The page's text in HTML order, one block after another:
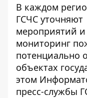
В каждом
ГСЧС
мероприятий и
мониторинг
потенциально
объектах
этом
пресс-службы